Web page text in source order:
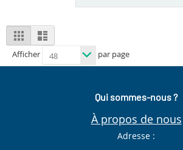
View
as
Grid List
Afficher par page
Qui sommes-nous ?
À propos de nous
Adresse :